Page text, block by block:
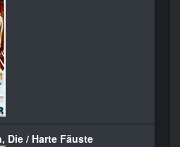
Die / Harte Fäuste